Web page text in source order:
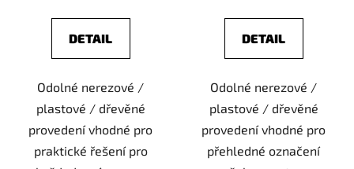
DETAIL
Odolné nerezové /
plastové / dřevěné
provedení vhodné pro
praktické řešení pro
DETAIL
Odolné nerezové /
plastové / dřevěné
provedení vhodné pro
přehledné označení